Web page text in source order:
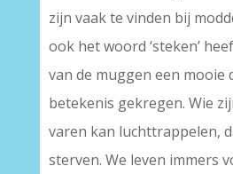
zijn vaak te vinden bij
ook het woord ‘steken’
van de muggen een mooie
betekenis gekregen. Wie
varen kan luchttrappelen,
sterven. We leven immers